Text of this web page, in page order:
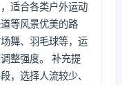
适合各类户外运动
等风景优美的路
舞、羽毛球等，运
整强度。 补充提
，选择人流较少、